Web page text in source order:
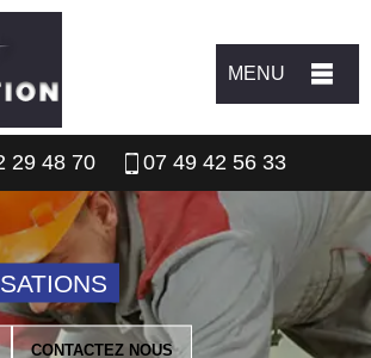
MENU
29 48 70 07 49 42 56 33
CONTACTEZ NOUS